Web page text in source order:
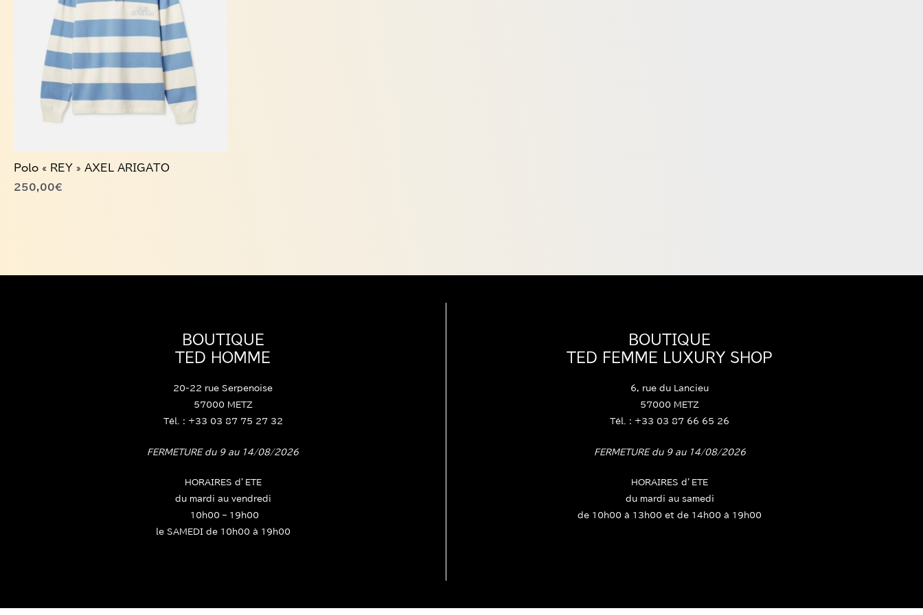
Polo « REY » AXEL ARIGATO
250,00€
peuvent
choisies
BOUTIQUE
TED HOMME
20-22 rue Serpenoise
57000 METZ
Tél. : +33 03 87 75 27 32
FERMETURE du 9 au 14/08/2026
HORAIRES d’ETE
du mardi au vendredi
10h00 – 19h00
le SAMEDI de 10h00 à 19h00
BOUTIQUE
TED FEMME LUXURY SHOP
6, rue du Lancieu
57000 METZ
Tél. : +33 03 87 66 65 26
FERMETURE du 9 au 14/08/2026
HORAIRES d’ETE
du mardi au samedi
de 10h00 à 13h00 et de 14h00 à 19h00